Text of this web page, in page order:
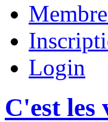
Login
C'est les